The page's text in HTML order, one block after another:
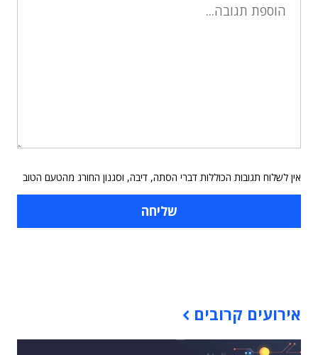
אין לשלוח תגובות הכוללות דברי הסתה, דיבה, וסגנון החורג מהטעם הטוב
אירועים קרובים